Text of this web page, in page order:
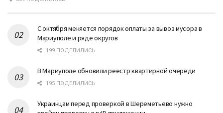
С октября меняется порядок оплаты за вывоз мусора в
Мариуполе и ряде округов
199 ПОДЕЛИЛИСЬ
В Мариуполе обновили реестр квартирной очереди
195 ПОДЕЛИЛИСЬ
Украинцам перед проверкой в Шереметьево нужно